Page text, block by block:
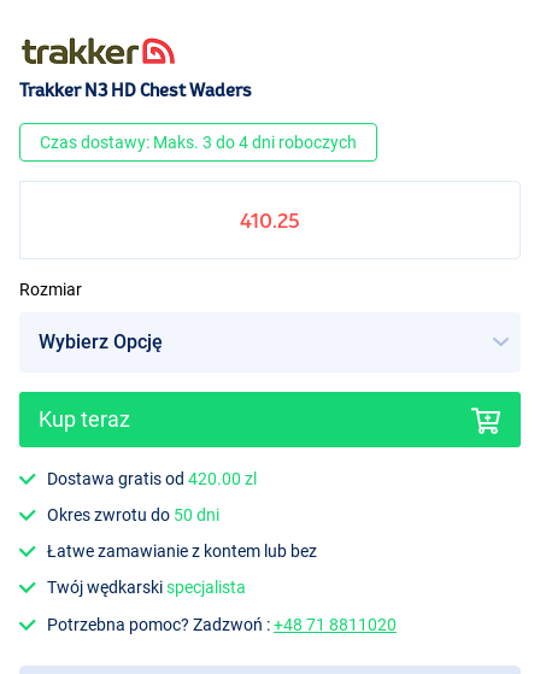
Trakker N3 HD Chest Waders
Czas dostawy: Maks. 3 do 4 dni roboczych
410.25
Rozmiar
Kup teraz
Dostawa gratis od420.00 zl
Okres zwrotu do 50 dni
Łatwe zamawianie z kontem lub bez
Twój wędkarskispecjalista
Potrzebna pomoc? Zadzwoń :+48 71 8811020